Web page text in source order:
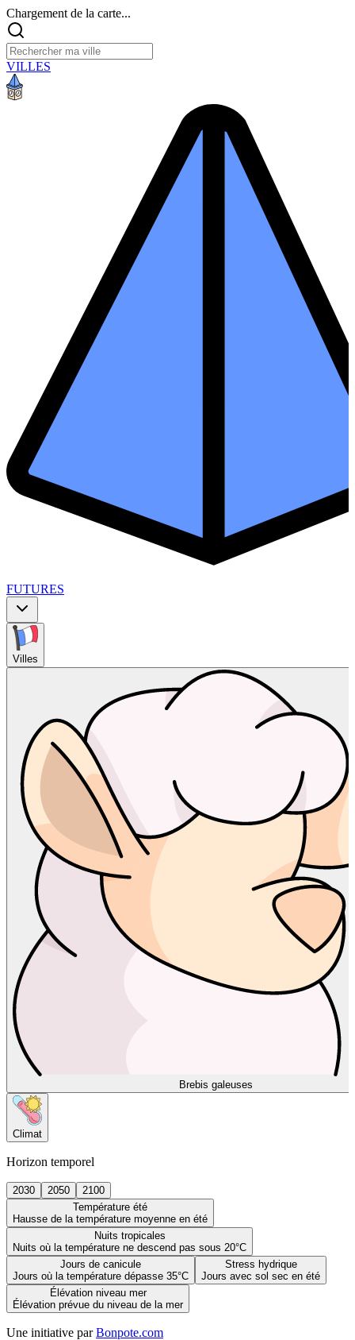
Chargement de la carte...
VILLES
FUTURES
Villes
Brebis galeuses
Climat
Horizon temporel
2030 2050
2100
Température été
Hausse de la température moyenne en été
Nuits tropicales
Nuits où la température ne descend pas sous 20°C
Jours de canicule
Jours où la température dépasse 35°C
Stress hydrique
Jours avec sol sec en été
Élévation niveau mer
Élévation prévue du niveau de la mer
Une initiative par Bonpote.com